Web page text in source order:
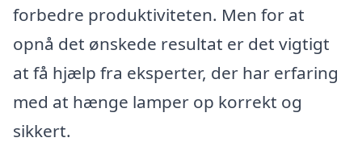
forbedre produktiviteten. Men for at
opnå det ønskede resultat er det vigtigt
at få hjælp fra eksperter, der har erfaring
med at hænge lamper op korrekt og
sikkert.